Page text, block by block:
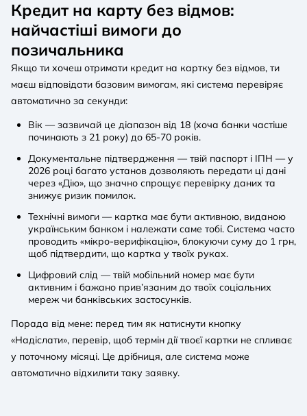
Кредит на карту без відмов:
найчастіші вимоги до
позичальника
Якщо ти хочеш отримати кредит на картку без відмов, ти
маєш відповідати базовим вимогам, які система перевіряє
автоматично за секунди:
Вік — зазвичай це діапазон від 18 (хоча банки частіше
починають з 21 року) до 65-70 років.
Документальне підтвердження — твій паспорт і ІПН — у
2026 році багато установ дозволяють передати ці дані
через «Дію», що значно спрощує перевірку даних та
знижує ризик помилок.
Технічні вимоги — картка має бути активною, виданою
українським банком і належати саме тобі. Система часто
проводить «мікро-верифікацію», блокуючи суму до 1 грн,
щоб підтвердити, що картка у твоїх руках.
Цифровий слід — твій мобільний номер має бути
активним і бажано прив’язаним до твоїх соціальних
мереж чи банківських застосунків.
Порада від мене: перед тим як натиснути кнопку
«Надіслати», перевір, щоб термін дії твоєї картки не спливає
у поточному місяці. Це дрібниця, але система може
автоматично відхилити таку заявку.